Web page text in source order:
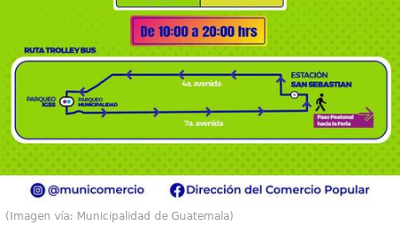
(Imagen vía: Municipalidad de Guatemala)